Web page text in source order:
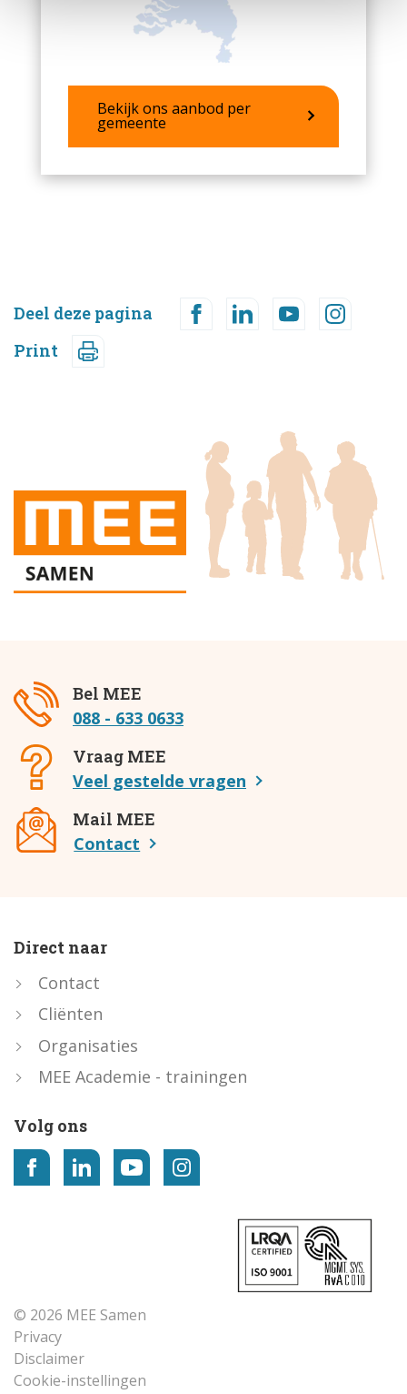
Bekijk ons aanbod per
gemeente
Deel deze pagina
Print
Bel MEE
088 - 633 0633
Vraag MEE
Veel gestelde vragen
Mail MEE
Contact
Direct naar
Contact
Cliënten
Organisaties
MEE Academie - trainingen
Volg ons
© 2026 MEE Samen
Privacy
Disclaimer
Cookie-instellingen